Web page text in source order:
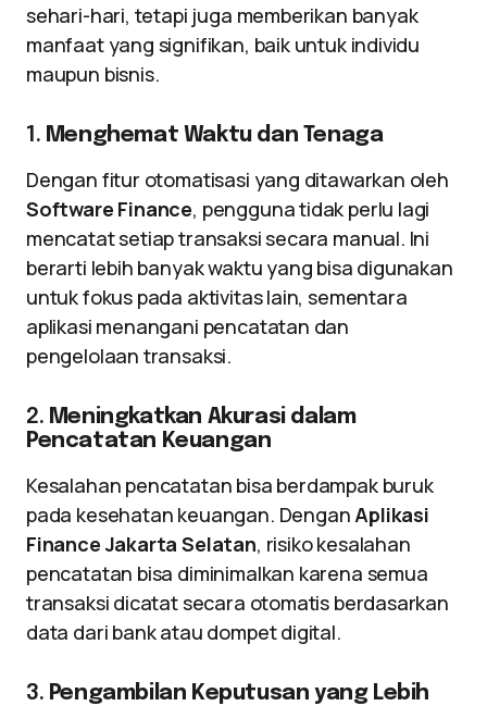
sehari-hari, tetapi juga memberikan banyak
manfaat yang signifikan, baik untuk individu
maupun bisnis.
1. Menghemat Waktu dan Tenaga
Dengan fitur otomatisasi yang ditawarkan oleh
Software Finance, pengguna tidak perlu lagi
mencatat setiap transaksi secara manual. Ini
berarti lebih banyak waktu yang bisa digunakan
untuk fokus pada aktivitas lain, sementara
aplikasi menangani pencatatan dan
pengelolaan transaksi.
2. Meningkatkan Akurasi dalam
Pencatatan Keuangan
Kesalahan pencatatan bisa berdampak buruk
pada kesehatan keuangan. DenganAplikasi
Finance Jakarta Selatan, risiko kesalahan
pencatatan bisa diminimalkan karena semua
transaksi dicatat secara otomatis berdasarkan
data dari bank atau dompet digital.
3. Pengambilan Keputusan yang Lebih